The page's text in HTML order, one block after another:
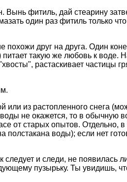
фитиль, дай стеарину
один раз фитиль только
друг на друга. Один
такую же любовь к воде.
растаскивает частицы
из растопленного снега
не окажется, то в обычную
от старых опытов. Отдельно, в
воды); если нет
и следи, не появилась
пузырьку. Ты увидишь,